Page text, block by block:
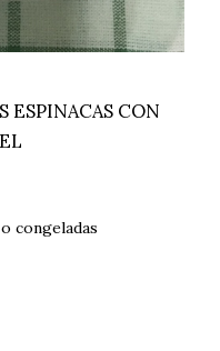
ESPINACAS CON
congeladas